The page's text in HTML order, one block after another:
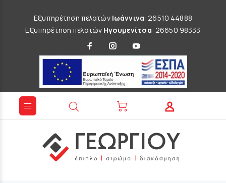
Εξυπηρέτηση πελατών Ιωάννινα: 26510 44888
Εξυπηρέτηση πελατών Ηγουμενίτσα: 26650 98333